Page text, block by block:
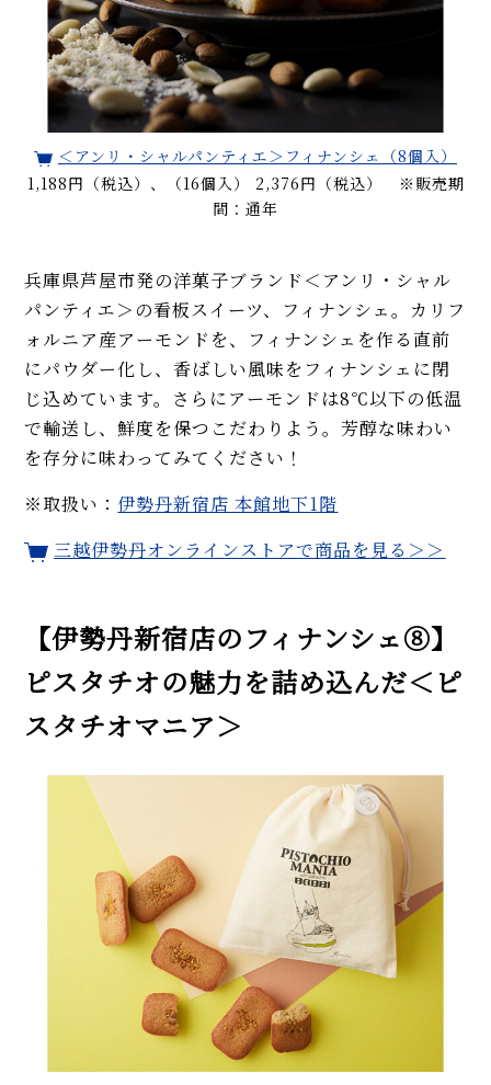
＜アンリ・シャルパンティエ＞フィナンシェ（8個入）
1,188円（税込）、（16個入） 2,376円（税込） ※販売期
間：通年
兵庫県芦屋市発の洋菓子ブランド＜アンリ・シャル
パンティエ＞ の看板スイーツ、フィナンシェ。 カリフ
ォルニア産アーモンドを、 フィナンシェを作る 直前
にパウダー化 し、 香ばしい風味をフィナンシェに閉
じ込めています。 さらにアーモンド は8℃以下の低温
で輸送 し、鮮度を保つこだわりよう。 芳醇な味わい
を存分に味わってみてください！
※取扱い： 伊勢丹新宿店 本館地下1階
三越伊勢丹オンラインストアで商品を見る＞＞
【伊勢丹新宿店のフィナンシェ⑧】
ピスタチオの魅力を詰め込んだ＜ピ
スタチオマニア＞